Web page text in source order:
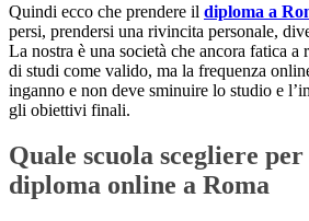
Quindi ecco che prendere il diploma a
persi, prendersi una rivincita personale,
La nostra è una società che ancora fatica a
di studi come valido, ma la frequenza
inganno e non deve sminuire lo studio e
gli obiettivi finali.
Quale scuola scegliere
diploma online a Roma